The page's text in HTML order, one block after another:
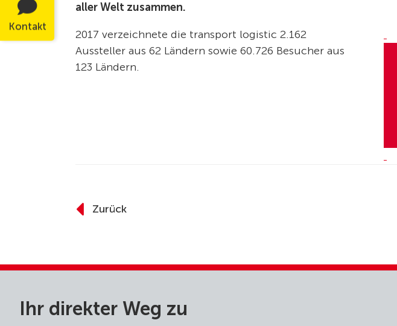
Kontakt
aller Welt zusammen.
2017 verzeichnete die transport logistic 2.162
Aussteller aus 62 Ländern sowie 60.726 Besucher aus
123 Ländern.
Zurück
Ihr direkter Weg zu